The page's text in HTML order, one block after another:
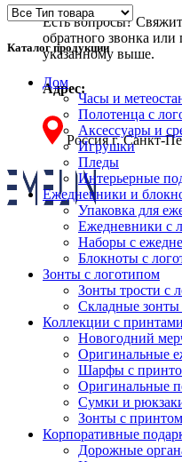
Есть вопросы?
обратного звонка
указанному выше.
Адрес:
Россия г. Санкт-
Каталог продукции
Дом
Часы и
Полотенца с
Аксессуары и
Игрушки
Пледы
Интерьерные
Ежедневники и
Упаковка для
Ежедневники с
Наборы с
Блокноты с
Зонты с логотипом
Зонты трости с
Складные зонты
Коллекции с принтами
Новогодний
Оригинальные
Шарфы с
Оригинальные
Сумки и
Зонты с принтом
Корпоративные
Дорожные